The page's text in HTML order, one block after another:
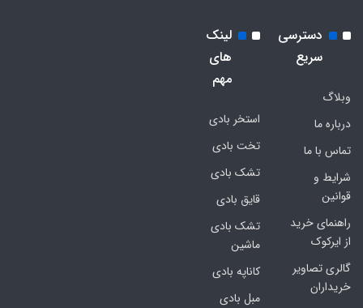
دسترسی
سریع
وبلاگ
درباره ما
تماس با ما
شرایط و
قوانین
راهنمای خرید
از ایرکوک
گالری تصاویر
خریداران
لینک
های
مهم
استخر بادی
تخت بادی
تشک بادی
قایق بادی
تشک بادی
ماشین
کاناپه بادی
مبل بادی